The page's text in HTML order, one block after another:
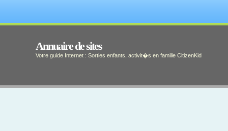
Annuaire de sites
Votre guide Internet : Sorties enfants, activit�s en famille CitizenKid